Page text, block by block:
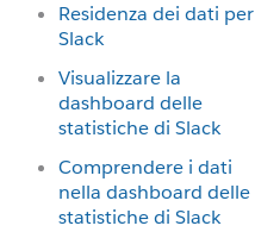
Residenza dei dati per
Slack
Visualizzare la
dashboard delle
statistiche di Slack
Comprendere i dati
nella dashboard delle
statistiche di Slack